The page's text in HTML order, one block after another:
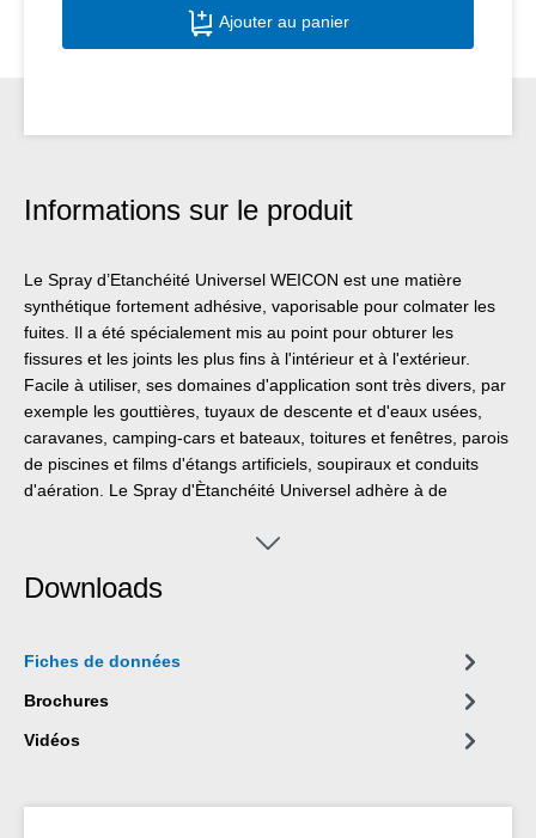
Ajouter au panier
Informations sur le produit
Le Spray d’Etanchéité Universel WEICON est une matière
synthétique fortement adhésive, vaporisable pour colmater les
fuites. Il a été spécialement mis au point pour obturer les
fissures et les joints les plus fins à l'intérieur et à l'extérieur.
Facile à utiliser, ses domaines d'application sont très divers, par
exemple les gouttières, tuyaux de descente et d'eaux usées,
caravanes, camping-cars et bateaux, toitures et fenêtres, parois
de piscines et films d'étangs artificiels, soupiraux et conduits
d'aération. Le Spray d'Ètanchéité Universel adhère à de
matières plastiques, le bois, l'émail etc. Cet aérosol peut être
UV. Il protège les métaux de la corrosion et il est exempt de
Downloads
Fiches de données
Brochures
Vidéos